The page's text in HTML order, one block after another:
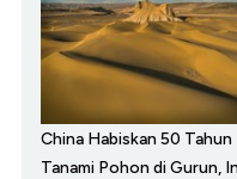
China Habiskan 50 Tahun
Tanami Pohon di Gurun,